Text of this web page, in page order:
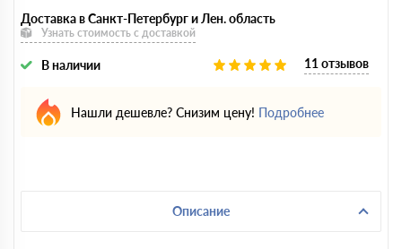
Доставка в Санкт-Петербург и Лен. область
Узнать стоимость с доставкой
В наличии 11 отзывов
Нашли дешевле? Снизим цену! Подробнее
Описание